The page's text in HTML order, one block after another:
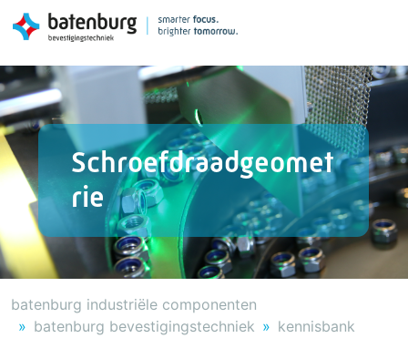
Schroefdraadgeomet
rie
batenburg industriële componenten
batenburg bevestigingstechniek
kennisbank